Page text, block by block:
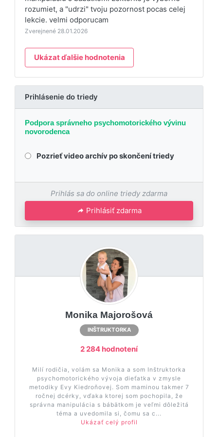
rozumiet, a "udrzi" tvoju pozornost pocas celej
lekcie. velmi odporucam
Zverejnené 28.01.2026
Ukázat ďalšie hodnotenia
Prihlásenie do triedy
Podpora správneho psychomotorického vývinu
novorodenca
Pozrieť video archív po skončení triedy
Prihlás sa do online triedy zdarma
Prihlásiť zdarma
Monika Majorošová
INŠTRUKTORKA
2 284 hodnotení
Milí rodičia, volám sa Monika a som Inštruktorka
psychomotorického vývoja dieťatka v zmysle
metodiky Evy Kiedroňovej. Som maminou takmer 7
ročnej dcérky, vďaka ktorej som pochopila, že
správna manipulácia s bábätkom je veľmi dôležitá
téma a uvedomila si, čomu sa c...
Ukázať celý profil